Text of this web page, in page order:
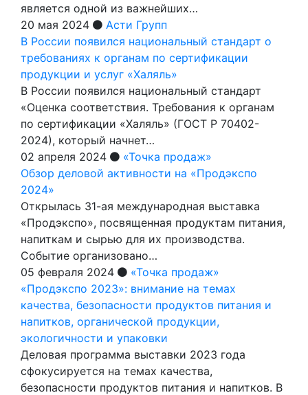
является одной из важнейших…
20 мая 2024
Асти Групп
В России появился национальный стандарт о
требованиях к органам по сертификации
продукции и услуг «Халяль»
В России появился национальный стандарт
«Оценка соответствия. Требования к органам
по сертификации «Халяль» (ГОСТ Р 70402-
2024), который начнет…
02 апреля 2024
«Точка продаж»
Обзор деловой активности на «Продэкспо
2024»
Открылась 31-ая международная выставка
«Продэкспо», посвященная продуктам питания,
напиткам и сырью для их производства.
Событие организовано…
05 февраля 2024
«Точка продаж»
«Продэкспо 2023»: внимание на темах
качества, безопасности продуктов питания и
напитков, органической продукции,
экологичности и упаковки
Деловая программа выставки 2023 года
сфокусируется на темах качества,
безопасности продуктов питания и напитков. В